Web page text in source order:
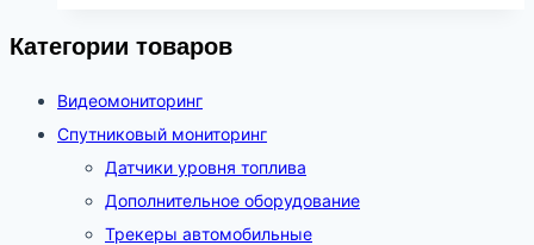
Категории товаров
Видеомониторинг
Спутниковый мониторинг
Датчики уровня топлива
Дополнительное оборудование
Трекеры автомобильные